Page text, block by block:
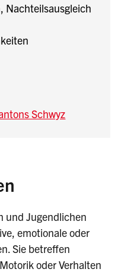
Nachteilsausgleich
Schwyz
und Jugendlichen
emotionale oder
Sie betreffen
oder Verhalten